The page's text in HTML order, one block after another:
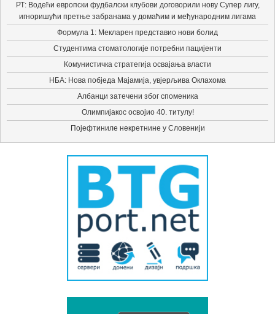
РТ: Водећи европски фудбалски клубови договорили нову Супер лигу,
игноришући претње забранама у домаћим и међународним лигама
Формула 1: Мекларен представио нови болид
Студентима стоматологије потребни пацијенти
Комунистичка стратегија освајања власти
НБА: Нова побједа Мајамија, увјерљива Оклахома
Албанци затечени због споменика
Олимпијакос освојио 40. титулу!
Појефтиниле некретнине у Словенији